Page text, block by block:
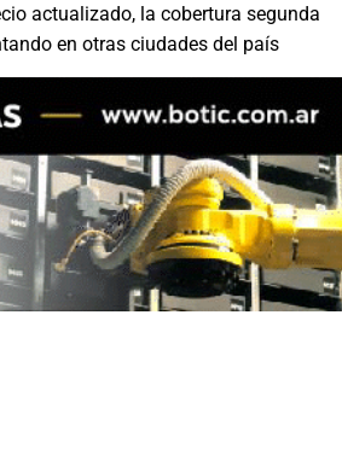
actualizado, la cobertura segunda
en otras ciudades del país